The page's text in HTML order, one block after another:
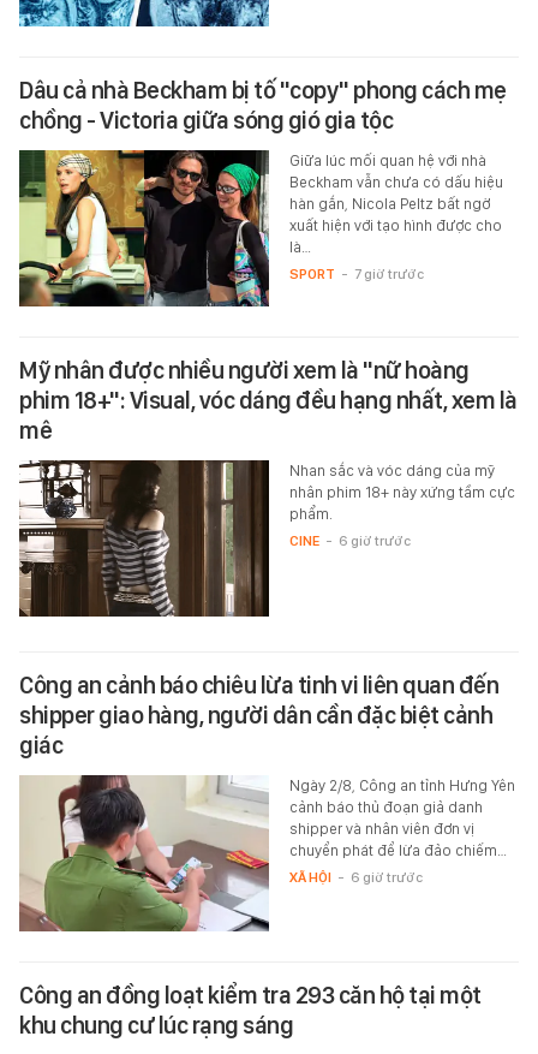
Dâu cả nhà Beckham bị tố "copy" phong cách mẹ
chồng - Victoria giữa sóng gió gia tộc
Giữa lúc mối quan hệ với nhà
Beckham vẫn chưa có dấu hiệu
hàn gắn, Nicola Peltz bất ngờ
xuất hiện với tạo hình được cho
là…
SPORT - 7 giờ trước
Mỹ nhân được nhiều người xem là "nữ hoàng
phim 18+": Visual, vóc dáng đều hạng nhất, xem là
mê
Nhan sắc và vóc dáng của mỹ
nhân phim 18+ này xứng tầm cực
phẩm.
CINE - 6 giờ trước
Công an cảnh báo chiêu lừa tinh vi liên quan đến
shipper giao hàng, người dân cần đặc biệt cảnh
giác
Ngày 2/8, Công an tỉnh Hưng Yên
cảnh báo thủ đoạn giả danh
shipper và nhân viên đơn vị
chuyển phát để lừa đảo chiếm…
XÃ HỘI - 6 giờ trước
Công an đồng loạt kiểm tra 293 căn hộ tại một
khu chung cư lúc rạng sáng